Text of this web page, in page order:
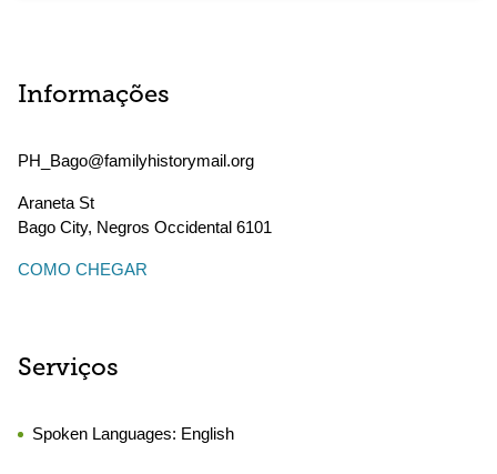
Informações
PH_Bago@familyhistorymail.org
Araneta St
Bago City, Negros Occidental 6101
COMO CHEGAR
Serviços
Spoken Languages: English